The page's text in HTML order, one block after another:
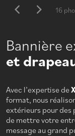
16
Bannière
et
Avec l’expertise de
format, nous
extérieurs pour des
de mettre votre
message au grand